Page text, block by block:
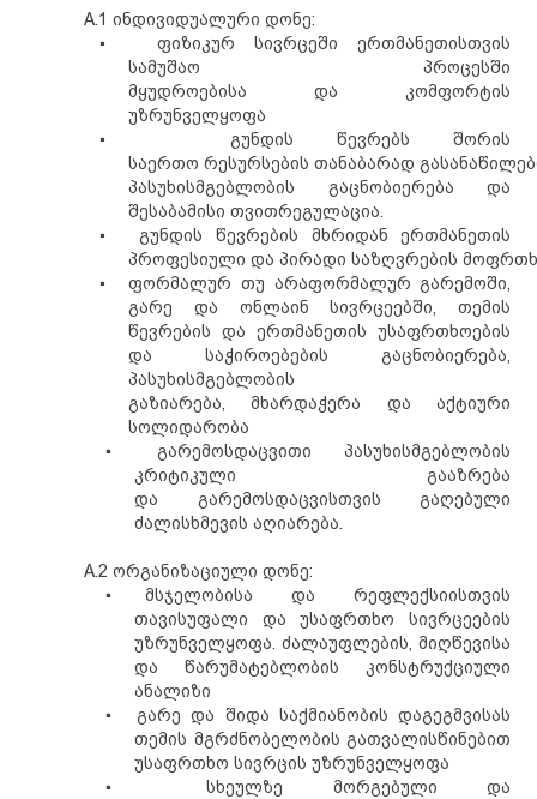
A.1 ინდივიდუალური დონე:
▪
ფიზიკურ სივრცეში ერთმანეთისთვის
სამუშაო პროცესში
მყუდროებისა და კომფორტის
უზრუნველყოფა
▪
გუნდის წევრებს შორის
საერთო რესურსების თანაბარად გასანაწილებ
პასუხისმგებლობის გაცნობიერება და
შესაბამისი თვითრეგულაცია.
▪
გუნდის წევრების მხრიდან ერთმანეთის
პროფესიული და პირადი საზღვრების მო
▪
ფორმალურ თუ არაფორმალურ გარემოში,
გარე და ონლაინ სივრცეებში, თემის
წევრების და ერთმანეთის უსაფრთხოების
და საჭიროებების გაცნობიერება,
პასუხისმგებლობის
გაზიარება, მხარდაჭერა და აქტიური
სოლიდარობა
▪
გარემოსდაცვითი
პასუხისმგებლობის
კრიტიკული გააზრება
და გარემოსდაცვისთვისგაღებული
ძალისხმევის აღიარება.
A.2 ორგანიზაციული დონე:
▪მსჯელობისა და რეფლექსიისთვის
თავისუფალი და უსაფრთხო სივრცეების
უზრუნველყოფა. ძალაუფლების, მიღწევისა
და წარუმატებლობის კონსტრუქციული
ანალიზი
▪
გარე და შიდა საქმიანობის დაგეგმვისას
თემის მგრძნობელობის გათვალისწინებით
უსაფრთხო სივრცის უზრუნველყოფა
▪
სხეულზე მორგებული და